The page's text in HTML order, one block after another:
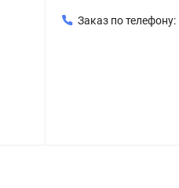
Заказ по телефону: